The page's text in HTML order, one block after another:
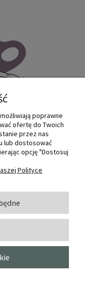
dla
poprawne
ofertę do Twoich
przez nas
lub dostosować
opcję "Dostosuj
Polityce